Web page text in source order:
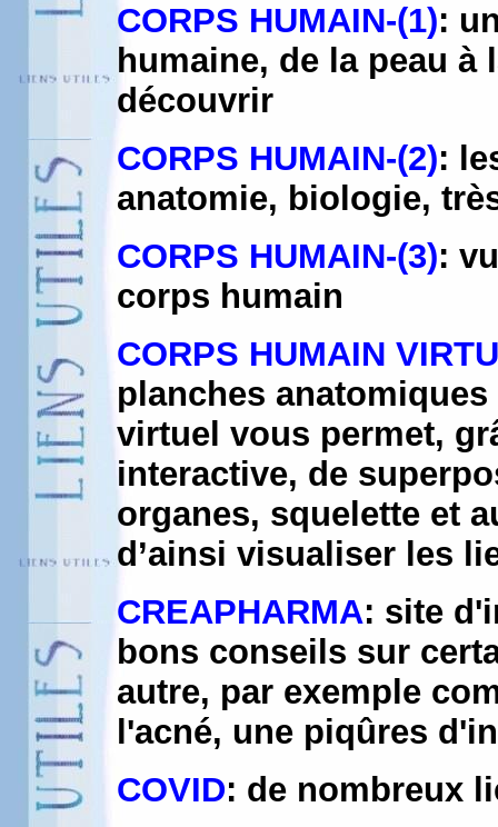
CORPS HUMAIN-(1):
humaine, de la peau
découvrir
CORPS HUMAIN-(2):
anatomie, biologie,
CORPS HUMAIN-(3):
corps humain
CORPS HUMAIN
planches
virtuel vous permet,
interactive, de
organes, squelette et
d’ainsi visualiser les
CREAPHARMA: site
bons conseils sur
autre, par exemple
l'acné, une piqûres
COVID: de nombreux